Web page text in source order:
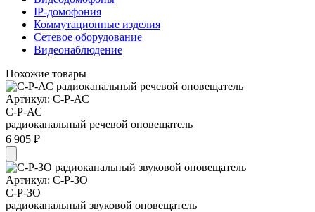
IP-домофония
Коммутационные изделия
Сетевое оборудование
Видеонаблюдение
Похожие товары
Артикул: С-Р-АС
С-Р-АС
радиоканальный речевой оповещатель
6 905 ₽
Артикул: С-Р-ЗО
С-Р-ЗО
радиоканальный звуковой оповещатель